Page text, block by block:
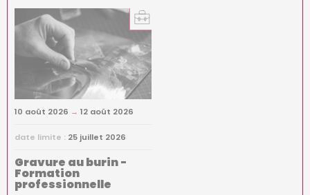
10 août 2026 → 12 août 2026
date limite : 25 juillet 2026
Gravure au burin -
Formation
professionnelle